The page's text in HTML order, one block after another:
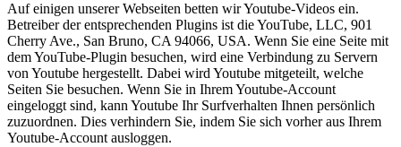
Auf einigen unserer Webseiten betten wir Youtube-Videos ein.
Betreiber der entsprechenden Plugins ist die YouTube, LLC, 901
Cherry Ave., San Bruno, CA 94066, USA. Wenn Sie eine Seite mit
dem YouTube-Plugin besuchen, wird eine Verbindung zu Servern
von Youtube hergestellt. Dabei wird Youtube mitgeteilt, welche
Seiten Sie besuchen. Wenn Sie in Ihrem Youtube-Account
eingeloggt sind, kann Youtube Ihr Surfverhalten Ihnen persönlich
zuzuordnen. Dies verhindern Sie, indem Sie sich vorher aus Ihrem
Youtube-Account ausloggen.